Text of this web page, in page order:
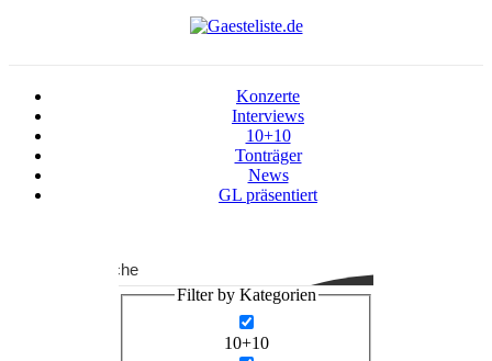
Konzerte
Interviews
10+10
Tonträger
News
GL präsentiert
Suche
Filter by Kategorien
10+10